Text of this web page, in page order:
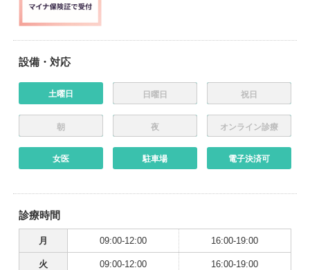
設備・対応
土曜日 日曜日 祝日
朝 夜 オンライン診療
女医 駐車場 電子決済可
診療時間
月 09:00-12:00 16:00-19:00
火 09:00-12:00 16:00-19:00